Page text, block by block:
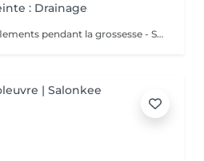
: Drainage
Bienfaits : - Réduit les gonflements pendant la grossesse - Soulage les jambes lourdes - Améliore la circulation - Procure confort et légèreté